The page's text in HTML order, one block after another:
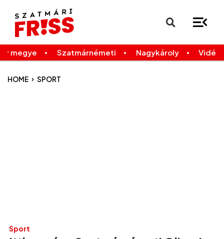
Legfrissebb
megye Szatmárnémeti Nagykároly Vidék
HOME › SPORT
Sport